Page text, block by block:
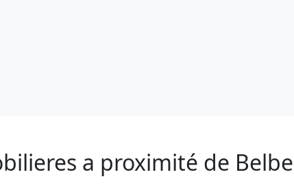
a proximité de